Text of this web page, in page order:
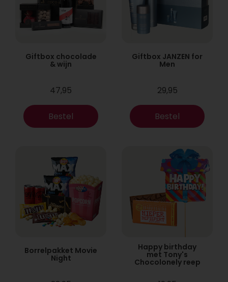
Giftbox chocolade
& wijn
47,95
Bestel
Giftbox JANZEN for
Men
29,95
Bestel
Borrelpakket Movie
Night
Happy birthday
met Tony's
Chocolonely reep